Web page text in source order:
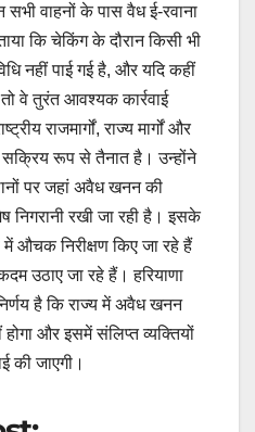
सभी वाहनों के पास वैध ई-रवाना
कि चेकिंग के दौरान किसी भी
नहीं पाई गई है, और यदि कहीं
वे तुरंत आवश्यक कार्रवाई
राजमार्गों, राज्य मार्गों और
सक्रिय रूप से तैनात है। उन्होंने
पर जहां अवैध खनन की
निगरानी रखी जा रही है। इसके
औचक निरीक्षण किए जा रहे हैं
उठाए जा रहे हैं। हरियाणा
है कि राज्य में अवैध खनन
होगा और इसमें संलिप्त व्यक्तियों
की जाएगी।